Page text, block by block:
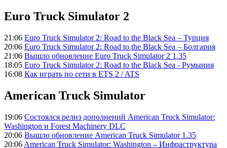
Euro Truck Simulator 2
21:06 Euro Truck Simulator 2: Road to the Black Sea – Турция
20:06 Euro Truck Simulator 2: Road to the Black Sea – Болгария
21:06 Вышло обновление Euro Truck Simulator 2 1.35
18:05 Euro Truck Simulator 2: Road to the Black Sea - Румыния
16:08 Как играть по сети в ETS 2 / ATS
American Truck Simulator
19:06 Состоялся релиз дополнений American Truck Simulator:
Washington и Forest Machinery DLC
20:06 Вышло обновление American Truck Simulator 1.35
20:06 American Truck Simulator: Washington – Инфраструктура